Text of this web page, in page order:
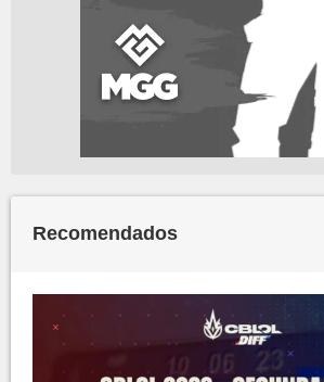
Recomendados